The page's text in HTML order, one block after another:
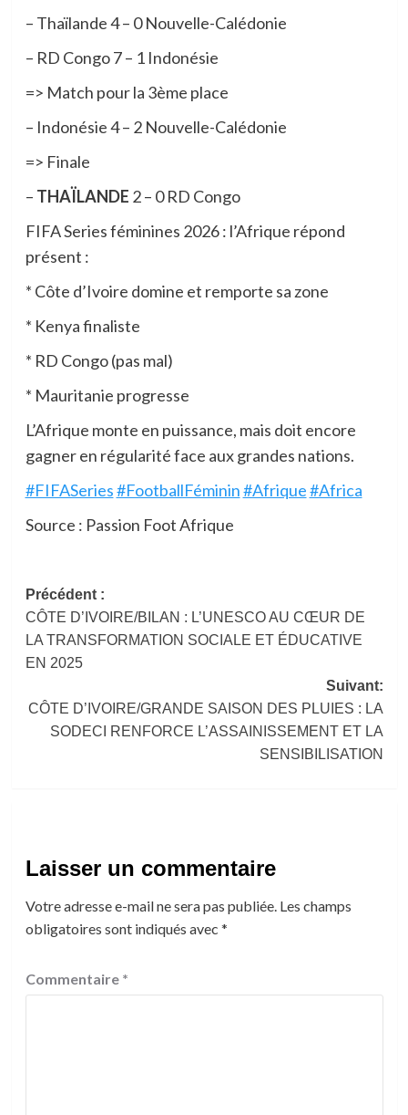
– ​Thaïlande 4 – 0 Nouvelle-Calédonie
– ​RD Congo 7 – 1 Indonésie
=> Match pour la 3ème place
– ​Indonésie 4 – 2 Nouvelle-Calédonie
=> Finale
– ​ THAÏLANDE 2 – 0 RD Congo
FIFA Series féminines 2026 : l’Afrique répond
présent :
* Côte d’Ivoire domine et remporte sa zone
* Kenya finaliste
* RD Congo (pas mal)
* Mauritanie progresse
L’Afrique monte en puissance, mais doit encore
gagner en régularité face aux grandes nations.
#FIFASeries#FootballFéminin#Afrique#Africa
Source : Passion Foot Afrique
Navigation
d’article
Précédent :
CÔTE D’IVOIRE/BILAN : L’UNESCO AU CŒUR DE
LA TRANSFORMATION SOCIALE ET ÉDUCATIVE
EN 2025
Suivant:
CÔTE D’IVOIRE/GRANDE SAISON DES PLUIES : LA
SODECI RENFORCE L’ASSAINISSEMENT ET LA
SENSIBILISATION
Laisser un commentaire
Votre adresse e-mail ne sera pas publiée. Les champs
obligatoires sont indiqués avec *
Commentaire *